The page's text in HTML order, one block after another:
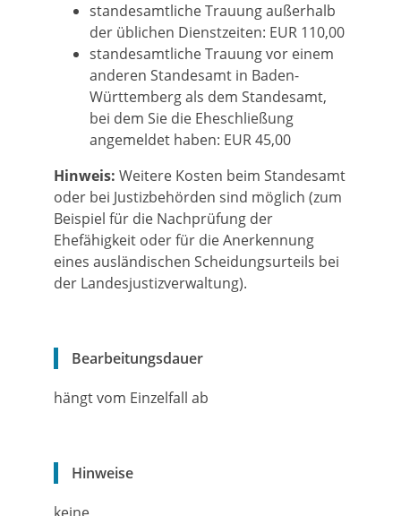
standesamtliche Trauung außerhalb
der üblichen Dienstzeiten: EUR 110,00
standesamtliche Trauung vor einem
anderen Standesamt in Baden-
Württemberg als dem Standesamt,
bei dem Sie die Eheschließung
angemeldet haben: EUR 45,00
Hinweis: Weitere Kosten beim Standesamt
oder bei Justizbehörden sind möglich (zum
Beispiel für die Nachprüfung der
Ehefähigkeit oder für die Anerkennung
eines ausländischen Scheidungsurteils bei
der Landesjustizverwaltung).
Bearbeitungsdauer
hängt vom Einzelfall ab
Hinweise